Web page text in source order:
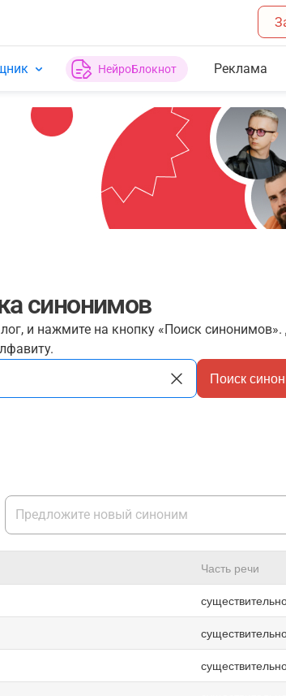
НейроБлокнот Реклама
синонимов
и нажмите на кнопку «Поиск
Поиск
Часть речи